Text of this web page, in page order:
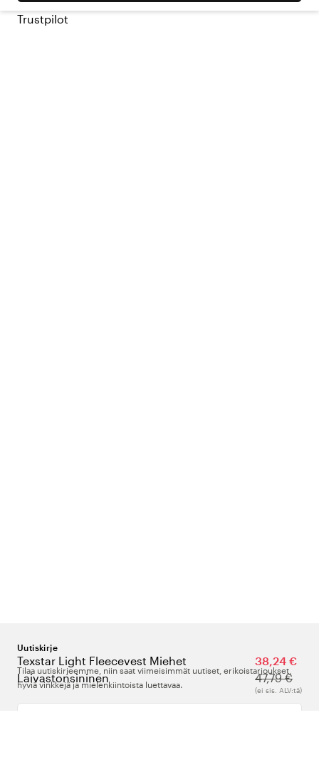
Texstar Light Fleecevest Miehet
Laivastonsininen
38,24 €
47,79 €
(ei sis. ALV:tä)
Trustpilot
Uutiskirje
Tilaa uutiskirjeemme, niin saat viimeisimmät uutiset, erikoistarjoukset,
hyviä vinkkejä ja mielenkiintoista luettavaa.
Kirjoita sähköpostiosoitteesi